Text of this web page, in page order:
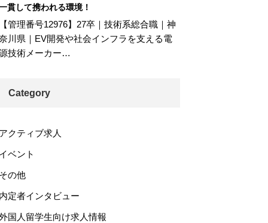
貫して携われる環境！
管理番号12976】27卒｜技術系総合職｜神
川県｜EV開発や社会インフラを支える電
技術メーカー…
Category
クティブ求人
ベント
の他
定者インタビュー
国人留学生向け求人情報